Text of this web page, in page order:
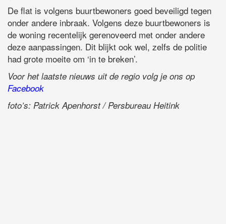
De flat is volgens buurtbewoners goed beveiligd tegen
onder andere inbraak. Volgens deze buurtbewoners is
de woning recentelijk gerenoveerd met onder andere
deze aanpassingen. Dit blijkt ook wel, zelfs de politie
had grote moeite om ‘in te breken’.
Voor het laatste nieuws uit de regio volg je ons op
Facebook
foto’s: Patrick Apenhorst / Persbureau Heitink